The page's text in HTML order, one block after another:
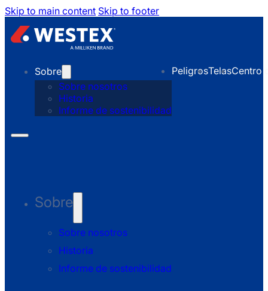
Skip to main content Skip to footer
Sobre
Sobre nosotros
Historia
Informe de sostenibilidad
PeligrosTelasCentro
Sobre
Sobre nosotros
Historia
Informe de sostenibilidad